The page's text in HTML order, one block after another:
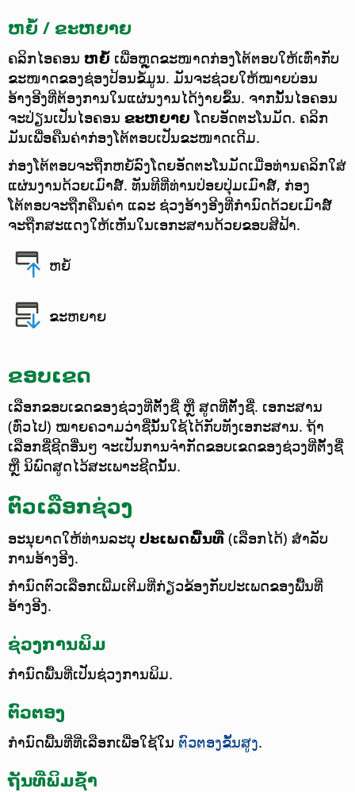
ຫຍໍ້ / ຂະຫຍາຍ
ຄລິກໄອຄອນ ຫຍໍ້ ເພື່ອຫຼຸດຂະໜາດກ່ອງໂຕ້ຕອບໃຫ້ເທົ່າກັບ
ຂະໜາດຂອງຊ່ອງປ້ອນຂໍ້ມູນ. ມັນຈະຊ່ວຍໃຫ້ໝາຍບ່ອນ
ອ້າງອີງທີ່ຕ້ອງການໃນແຜ່ນງານໄດ້ງ່າຍຂຶ້ນ. ຈາກນັ້ນໄອຄອນ
ຈະປ່ຽນເປັນໄອຄອນ ຂະຫຍາຍ ໂດຍອັດຕະໂນມັດ. ຄລິກ
ມັນເພື່ອຄືນຄ່າກ່ອງໂຕ້ຕອບເປັນຂະໜາດເດີມ.
ກ່ອງໂຕ້ຕອບຈະຖືກຫຍໍ້ລົງໂດຍອັດຕະໂນມັດເມື່ອທ່ານຄລິກໃສ່
ແຜ່ນງານດ້ວຍເມົາສ໌. ທັນທີທີ່ທ່ານປ່ອຍປຸ່ມເມົາສ໌, ກ່ອງ
ໂຕ້ຕອບຈະຖືກຄືນຄ່າ ແລະ ຊ່ວງອ້າງອີງທີ່ກຳນົດດ້ວຍເມົາສ໌
ຈະຖືກສະແດງໃຫ້ເຫັນໃນເອກະສານດ້ວຍຂອບສີຟ້າ.
ຫຍໍ້
ຂະຫຍາຍ
ຂອບເຂດ
ເລືອກຂອບເຂດຂອງຊ່ວງທີ່ຕັ້ງຊື່ ຫຼື ສູດທີ່ຕັ້ງຊື່. ເອກະສານ
(ທົ່ວໄປ) ໝາຍຄວາມວ່າຊື່ນັ້ນໃຊ້ໄດ້ກັບທັງເອກະສານ. ຖ້າ
ເລືອກຊື່ຊີດອື່ນໆ ຈະເປັນການຈຳກັດຂອບເຂດຂອງຊ່ວງທີ່ຕັ້ງຊື່
ຫຼື ນິພົດສູດໄວ້ສະເພາະຊີດນັ້ນ.
ຕົວເລືອກຊ່ວງ
ອະນຸຍາດໃຫ້ທ່ານລະບຸ ປະເພດພື້ນທີ່(ເລືອກໄດ້) ສຳລັບ
ການອ້າງອີງ.
ກຳນົດຕົວເລືອກເພີ່ມເຕີມທີ່ກ່ຽວຂ້ອງກັບປະເພດຂອງພື້ນທີ່
ອ້າງອີງ.
ຊ່ວງການພິມ
ກຳນົດພື້ນທີ່ເປັນຊ່ວງການພິມ.
ຕົວຕອງ
ກຳນົດພື້ນທີ່ທີ່ເລືອກເພື່ອໃຊ້ໃນ ຕົວຕອງຂັ້ນສູງ.
ຖັນທີ່ພິມຊ້ຳ